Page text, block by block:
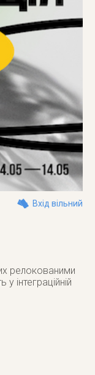
Вхід вільний
релокованими
інтеграційній